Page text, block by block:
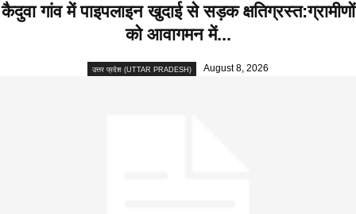
कैदुवा गांव में पाइपलाइन खुदाई से सड़क क्षतिग्रस्त:ग्रामीणों
को आवागमन में...
उत्तर प्रदेश (UTTAR PRADESH) August 8, 2026